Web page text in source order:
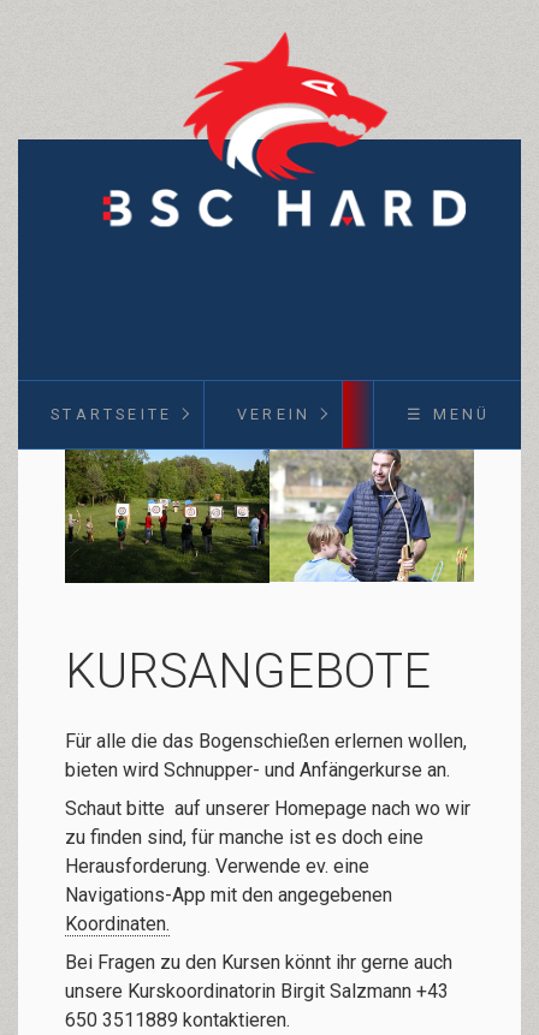
STARTSEITE VEREIN KURSE
☰ MENÜ
KURSANGEBOTE
Für alle die das Bogenschießen erlernen wollen,
bieten wird Schnupper- und Anfängerkurse an.
Schaut bitte auf unserer Homepage nach wo wir
zu finden sind, für manche ist es doch eine
Herausforderung. Verwende ev. eine
Navigations-App mit den angegebenen
Koordinaten.
Bei Fragen zu den Kursen könnt ihr gerne auch
unsere Kurskoordinatorin Birgit Salzmann +43
650 3511889 kontaktieren.